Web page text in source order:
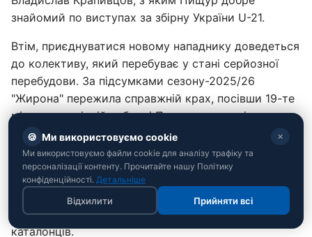
знайомий по виступах за збірну України U-21.
Втім, приєднуватися новому нападнику доведеться
до колективу, який перебуває у стані серйозної
перебудови. За підсумками сезону-2025/26
"Жирона" пережила справжній крах, посівши 19-те
місце у турнірній таблиці Примери, внаслідок чого
вилетіла до Сегунди.
Одразу після цього пониження у класі багаторічний
головний тренер команди Мічел Санчес залишив
свою посаду, тож доводити свою профпридатність
Пищуру доведеться вже новому наставнику
каталонців.
🍪 Ми використовуємо cookie ✕
Ми використовуємо файли cookie для аналізу трафіку та
персоналізації контенту. Прочитайте нашу Політику
конфіденційності. Детальніше
Відхилити Прийняти всі